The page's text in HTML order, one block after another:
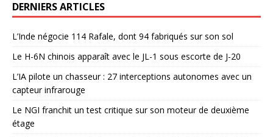
DERNIERS ARTICLES
L’Inde négocie 114 Rafale, dont 94 fabriqués sur son sol
Le H-6N chinois apparaît avec le JL-1 sous escorte de J-20
L’IA pilote un chasseur : 27 interceptions autonomes avec un
capteur infrarouge
Le NGI franchit un test critique sur son moteur de deuxième
étage